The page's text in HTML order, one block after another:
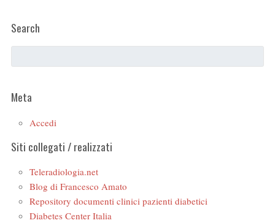
Search
Meta
Accedi
Siti collegati / realizzati
Teleradiologia.net
Blog di Francesco Amato
Repository documenti clinici pazienti diabetici
Diabetes Center Italia